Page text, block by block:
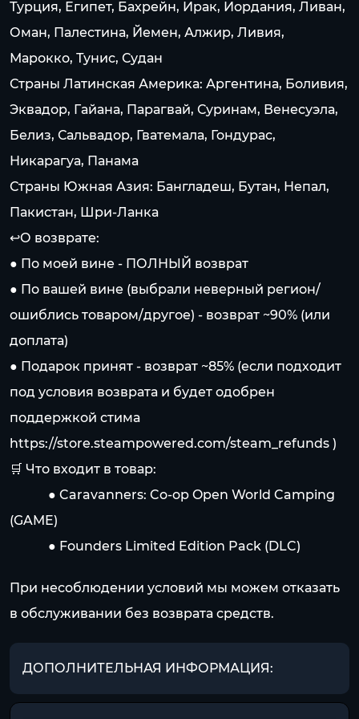
Турция, Египет, Бахрейн, Ирак, Иордания, Ливан,
Оман, Палестина, Йемен, Алжир, Ливия,
Марокко, Тунис, Судан
Страны Латинская Америка: Аргентина, Боливия,
Эквадор, Гайана, Парагвай, Суринам, Венесуэла,
Белиз, Сальвадор, Гватемала, Гондурас,
Никарагуа, Панама
Страны Южная Азия: Бангладеш, Бутан, Непал,
Пакистан, Шри-Ланка
↩️О возврате:
● По моей вине - ПОЛНЫЙ возврат
● По вашей вине (выбрали неверный регион/
ошиблись товаром/другое) - возврат ~90% (или
доплата)
● Подарок принят - возврат ~85% (если подходит
под условия возврата и будет одобрен
поддержкой стима
https://store.steampowered.com/steam_refunds )
🛒 Что входит в товар:
⠀⠀⠀⠀● Caravanners: Co-op Open World Camping
(GAME)
⠀⠀⠀⠀● Founders Limited Edition Pack (DLC)
При несоблюдении условий мы можем отказать
в обслуживании без возврата средств.
ДОПОЛНИТЕЛЬНАЯ ИНФОРМАЦИЯ: